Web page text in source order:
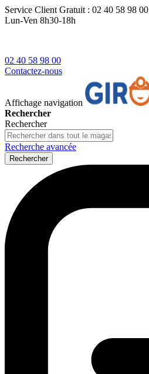
Service Client Gratuit : 02 40 58 98 00
Lun-Ven 8h30-18h
02 40 58 98 00
Contactez-nous
Affichage navigation
Rechercher
Rechercher
Recherche avancée
Rechercher